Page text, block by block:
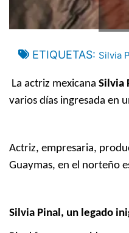
ETIQUETAS Silvia
La actriz mexicana Silvia
varios días ingresada en
Actriz, empresaria,
Guaymas, en el norteño
Silvia Pinal, un legado